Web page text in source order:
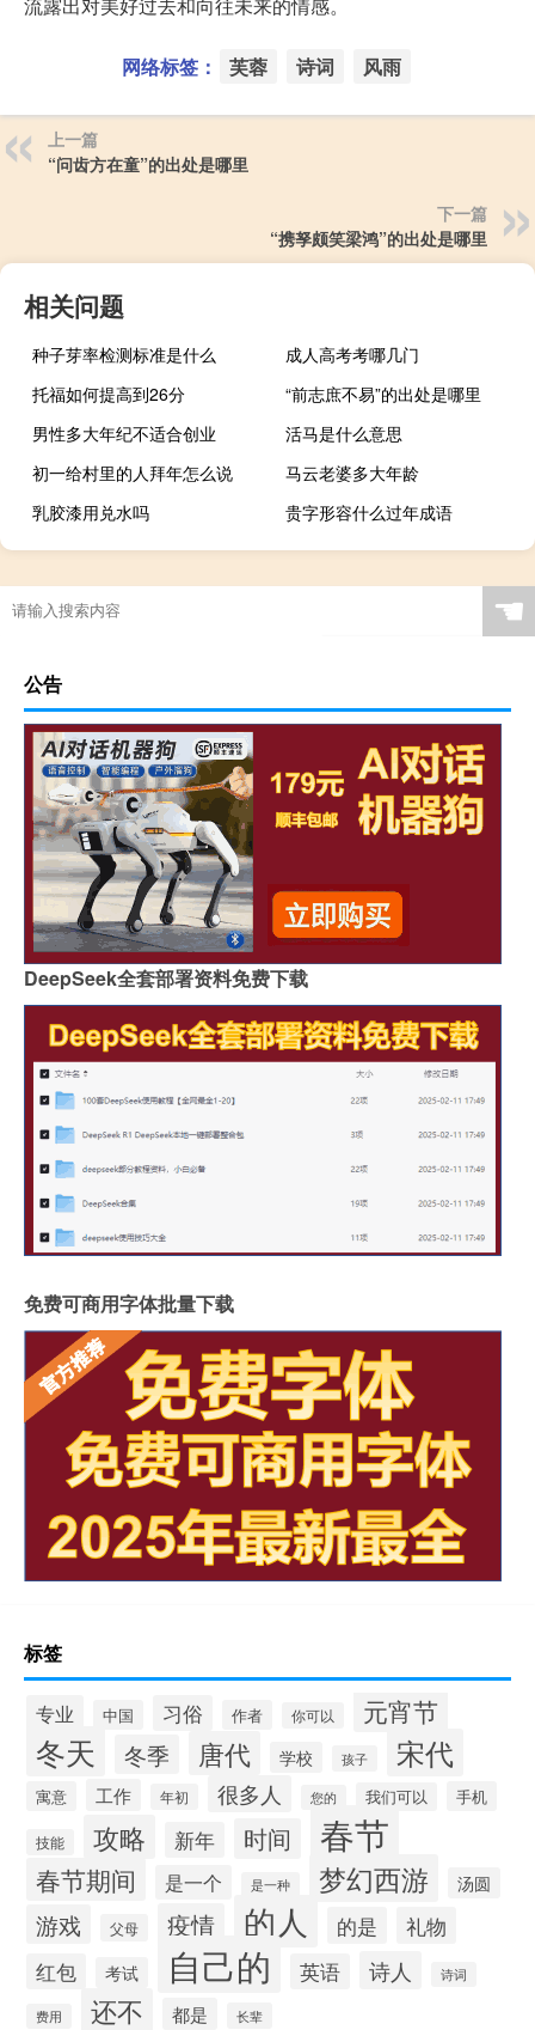
网络标签： 芙蓉 诗词 风雨
上一篇
“问齿方在童”的出处是哪里
下一篇
“携孥颇笑梁鸿”的出处是哪里
相关问题
种子芽率检测标准是什么
成人高考考哪几门
托福如何提高到26分
“前志庶不易”的出处是哪里
男性多大年纪不适合创业
活马是什么意思
初一给村里的人拜年怎么说
马云老婆多大年龄
乳胶漆用兑水吗
贵字形容什么过年成语
☚
公告
DeepSeek全套部署资料免费下载
免费可商用字体批量下载
标签
专业 中国 习俗 作者 你可以 元宵节
冬天 冬季 唐代 学校 孩子 宋代
寓意 工作 年初 很多人 您的 我们可以 手机
技能 攻略 新年 时间 春节
春节期间 是一个 是一种 梦幻西游 汤圆
游戏 父母 疫情 的人 的是 礼物
红包 考试 自己的 英语 诗人 诗词
费用 还不 都是 长辈